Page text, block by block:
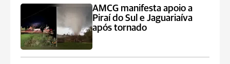
AMCG manifesta apoio a
Piraí do Sul e Jaguariaíva
após tornado